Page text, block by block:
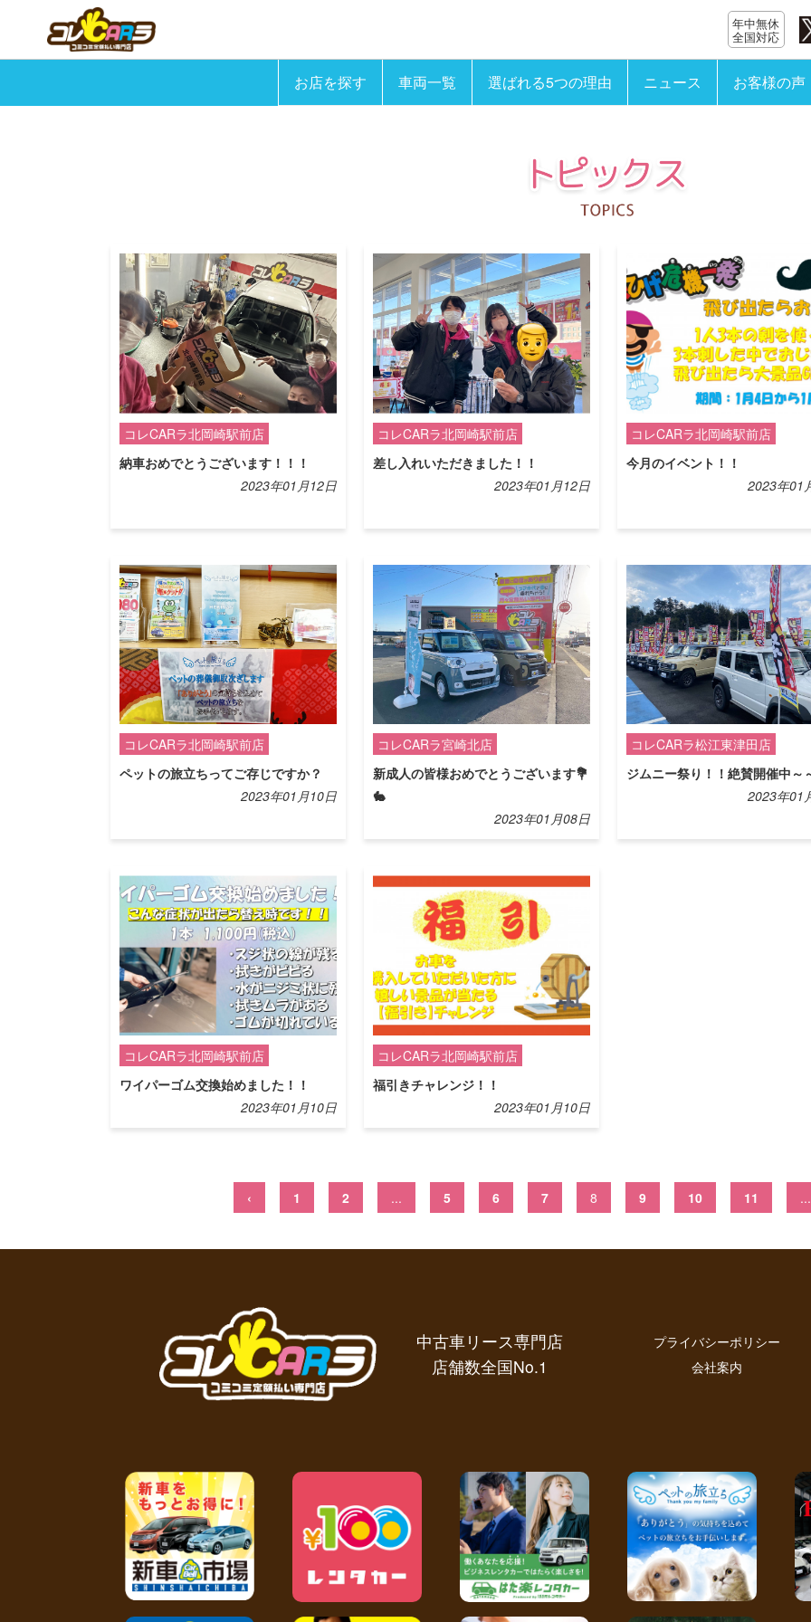
お店を探す 車両一覧 選ばれる5つの理由 ニュース お客様の声
年中無休
全国対応
コレCARラ北岡崎駅前店
納車おめでとうございます！！！
2023年01月12日
コレCARラ北岡崎駅前店
差し入れいただきました！！
2023年01月12日
コレCARラ北岡崎駅前店
今月のイベント！！
2023年01
コレCARラ北岡崎駅前店
ペットの旅立ちってご存じですか？
2023年01月10日
コレCARラ宮崎北店
新成人の皆様おめでとうございます💐
🐇
2023年01月08日
コレCARラ松江東津田店
ジムニー祭り！！絶賛開催中～
2023年01
コレCARラ北岡崎駅前店
ワイパーゴム交換始めました！！
2023年01月10日
コレCARラ北岡崎駅前店
福引きチャレンジ！！
2023年01月10日
‹ 1 2 ... 5 6 7 8 9 10 11 ...
中古車リース専門店
店舗数全国No.1
プライバシーポリシー
会社案内